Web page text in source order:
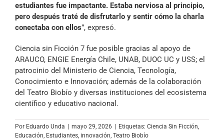
estudiantes fue impactante. Estaba nerviosa al principio,
pero después traté de disfrutarlo y sentir cómo la charla
conectaba con ellos”, expresó.
Ciencia sin Ficción 7 fue posible gracias al apoyo de
ARAUCO, ENGIE Energía Chile, UNAB, DUOC UC y USS; el
patrocinio del Ministerio de Ciencia, Tecnología,
Conocimiento e Innovación; además de la colaboración
del Teatro Biobío y diversas instituciones del ecosistema
científico y educativo nacional.
Por Eduardo Unda mayo 29, 2026 Etiquetas: Ciencia Sin Ficción,
Educación, Estudiantes, innovación, Teatro Biobío